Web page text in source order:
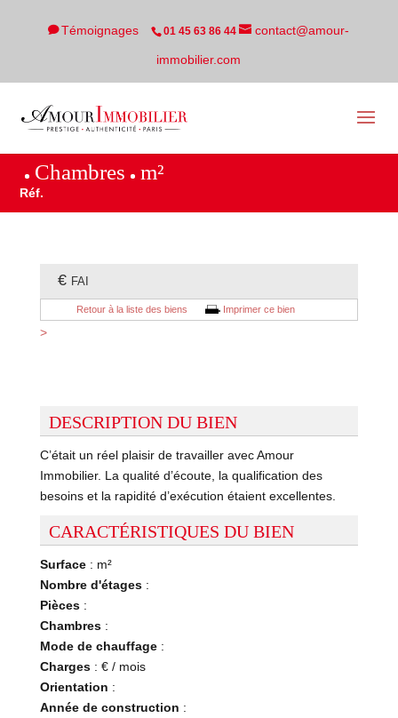
Témoignages 01 45 63 86 44 contact@amour-
immobilier.com
Chambres m²
Réf.
€ FAI
Retour à la liste des biens Imprimer ce bien
>
DESCRIPTION DU BIEN
C’était un réel plaisir de travailler avec Amour
Immobilier. La qualité d’écoute, la qualification des
besoins et la rapidité d’exécution étaient excellentes.
CARACTÉRISTIQUES DU BIEN
Surface: m²
Nombre d'étages:
Pièces:
Chambres:
Mode de chauffage:
Charges: € / mois
Orientation :
Année de construction :